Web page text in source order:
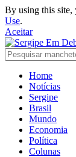
By using this site,
Use.
Aceitar
Home
Notícias
Sergipe
Brasil
Mundo
Economia
Política
Colunas